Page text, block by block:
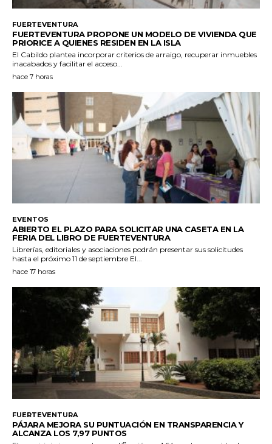
FUERTEVENTURA
FUERTEVENTURA PROPONE UN MODELO DE VIVIENDA QUE
PRIORICE A QUIENES RESIDEN EN LA ISLA
El Cabildo plantea incorporar criterios de arraigo, recuperar inmuebles
inacabados y facilitar el acceso...
hace 7 horas
EVENTOS
ABIERTO EL PLAZO PARA SOLICITAR UNA CASETA EN LA
FERIA DEL LIBRO DE FUERTEVENTURA
Librerías, editoriales y asociaciones podrán presentar sus solicitudes
hasta el próximo 11 de septiembre El...
hace 17 horas
FUERTEVENTURA
PÁJARA MEJORA SU PUNTUACIÓN EN TRANSPARENCIA Y
ALCANZA LOS 7,97 PUNTOS